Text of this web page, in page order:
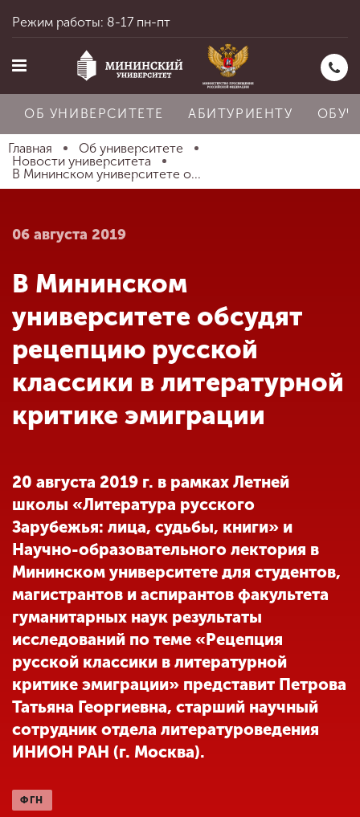
Главная
Абитуриенту
Обучение
Наука
Международная
деятельность
Другие виды
деятельности
Студенческая жизнь
Сведения об
образовательной
организации
Режим работы: 8-17 пн-пт
ОБ УНИВЕРСИТЕТЕ АБИТУРИЕНТУ
Главная
Об университете
Новости университета
В Мининском университете о...
06 августа 2019
В Мининском
университете обсудят
рецепцию русской
классики в литературной
критике эмиграции
20 августа 2019 г. в рамках Летней
школы «Литература русского
Зарубежья: лица, судьбы, книги» и
Научно-образовательного лектория в
Мининском университете для студентов,
магистрантов и аспирантов факультета
гуманитарных наук результаты
исследований по теме «Рецепция
русской классики в литературной
критике эмиграции» представит Петрова
Татьяна Георгиевна, старший научный
сотрудник отдела литературоведения
ИНИОН РАН (г. Москва).
ФГН